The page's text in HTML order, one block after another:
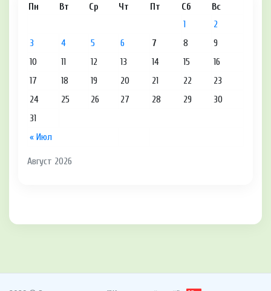
Август 2026
Пн Вт Ср Чт Пт Сб Вс
« Июл
1
2
3
4 5 6 7 8
9
10
11 12 13 14 15
16
17
18 19 20 21 22
23
24
25 26 27 28 29
30
31